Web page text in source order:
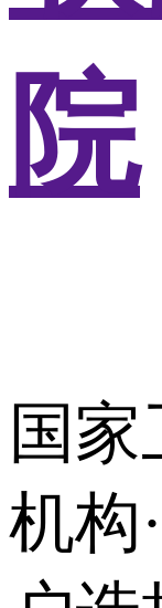
院
国
机构